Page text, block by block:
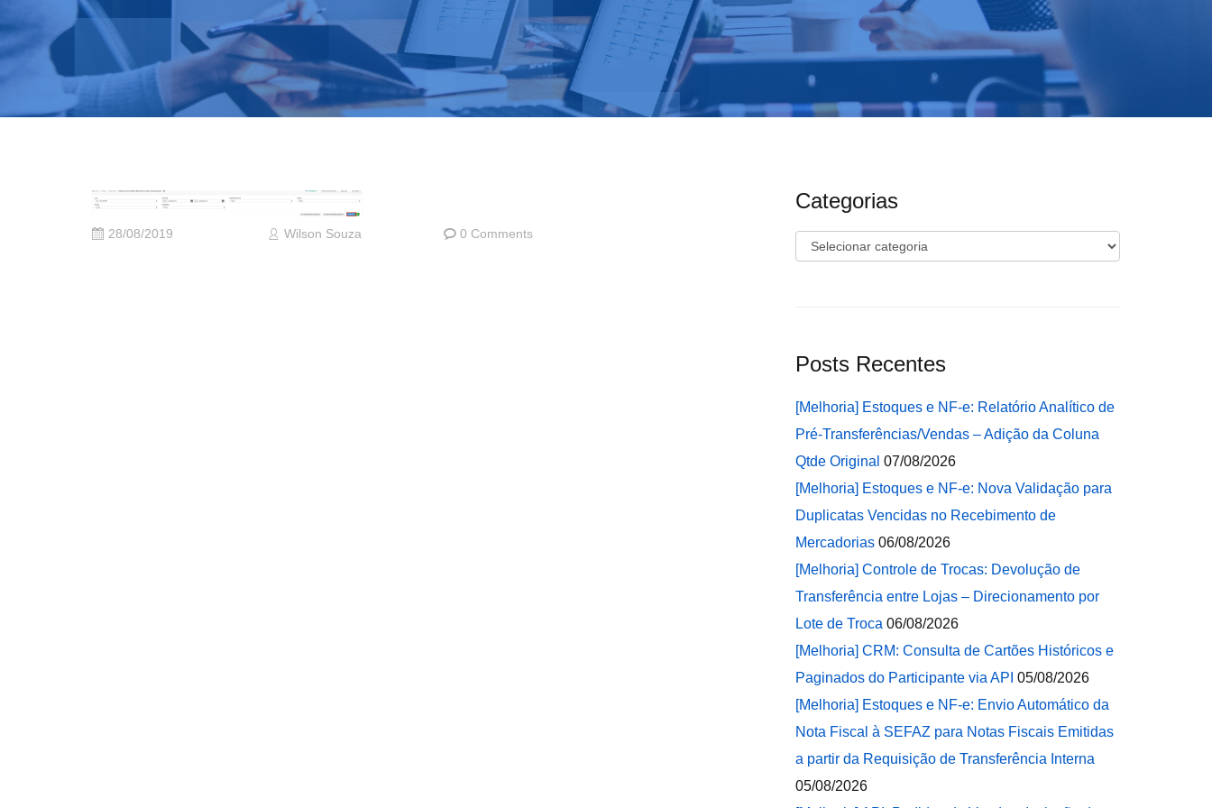
28/08/2019 Wilson Souza 0 Comments
Categorias
Categorias
Posts Recentes
[Melhoria] Estoques e NF-e: Relatório Analítico de
Pré-Transferências/Vendas – Adição da Coluna
Qtde Original 07/08/2026
[Melhoria] Estoques e NF-e: Nova Validação para
Duplicatas Vencidas no Recebimento de
Mercadorias 06/08/2026
[Melhoria] Controle de Trocas: Devolução de
Transferência entre Lojas – Direcionamento por
Lote de Troca 06/08/2026
[Melhoria] CRM: Consulta de Cartões Históricos e
Paginados do Participante via API 05/08/2026
[Melhoria] Estoques e NF-e: Envio Automático da
Nota Fiscal à SEFAZ para Notas Fiscais Emitidas
a partir da Requisição de Transferência Interna
05/08/2026